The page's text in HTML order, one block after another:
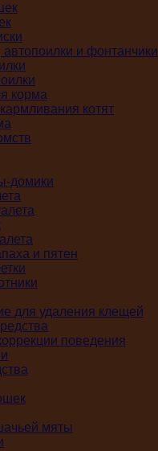
и фонтанчики
корма
котят
домики
и пятен
для удаления клещей
поведения
мяты